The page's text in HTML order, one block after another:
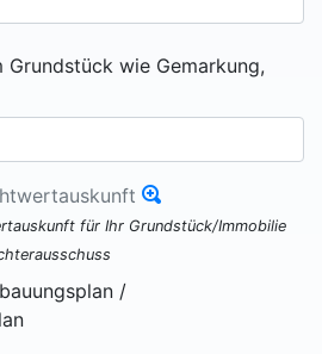
Grundstück wie Gemarkung,
für Ihr Grundstück/Immobilie
/